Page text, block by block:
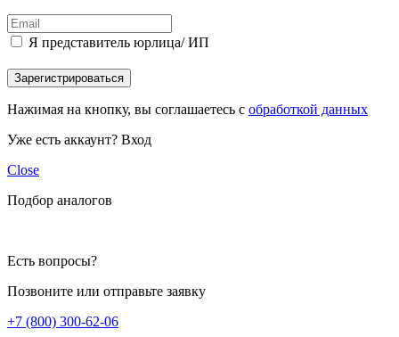
Я представитель юрлица/ ИП
Зарегистрироваться
Нажимая на кнопку, вы соглашаетесь с обработкой данных
Уже есть аккаунт? Вход
Close
Подбор аналогов
Есть вопросы?
Позвоните или отправьте заявку
+7 (800) 300-62-06